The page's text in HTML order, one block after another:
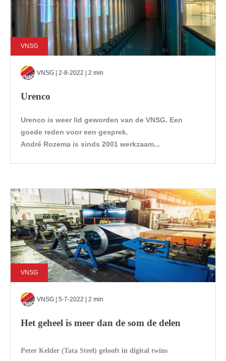
VNSG
VNSG | 2-8-2022 | 2 min
Urenco
Urenco is weer lid geworden van de VNSG. Een
goede reden voor een gesprek.
André Rozema is sinds 2001 werkzaam...
VNSG
VNSG | 5-7-2022 | 2 min
Het geheel is meer dan de som de delen
Peter Kelder (Tata Steel) gelooft in digital twins